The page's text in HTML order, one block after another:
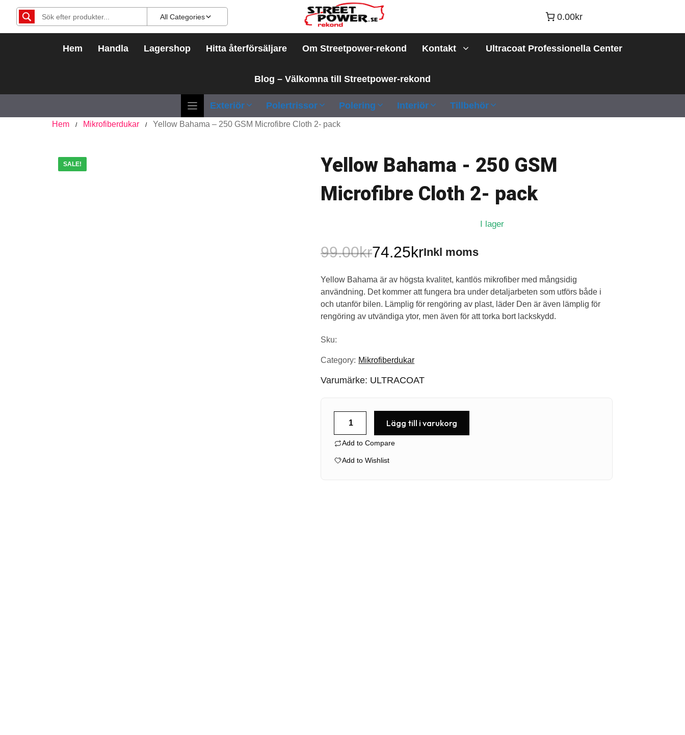
Hoppa
innehåll
All Categories 0.00kr
Hem Handla Lagershop Hitta återförsäljare Om Streetpower-rekond Kontakt Ultracoat Professionella Center
Blog – Välkomna till Streetpower-rekond
Exteriör Polertrissor Polering Interiör Tillbehör
Hem / Mikrofiberdukar / Yellow Bahama – 250 GSM Microfibre Cloth 2- pack
SALE!
Yellow Bahama - 250 GSM
Microfibre Cloth 2- pack
I lager
99.00kr
Det
ursprungliga
priset
74.25kr
Det
nuvarande
priset
Inkl moms
Yellow Bahama är av högsta kvalitet, kantlös mikrofiber med mångsidig
användning. Det kommer att fungera bra under detaljarbeten som utförs både i
och utanför bilen. Lämplig för rengöring av plast, läder Den är även lämplig för
rengöring av utvändiga ytor, men även för att torka bort lackskydd.
Sku:
Category: Mikrofiberdukar
Varumärke: ULTRACOAT
Yellow
-
250
Lägg till i varukorg
Add to Compare
Add to Wishlist